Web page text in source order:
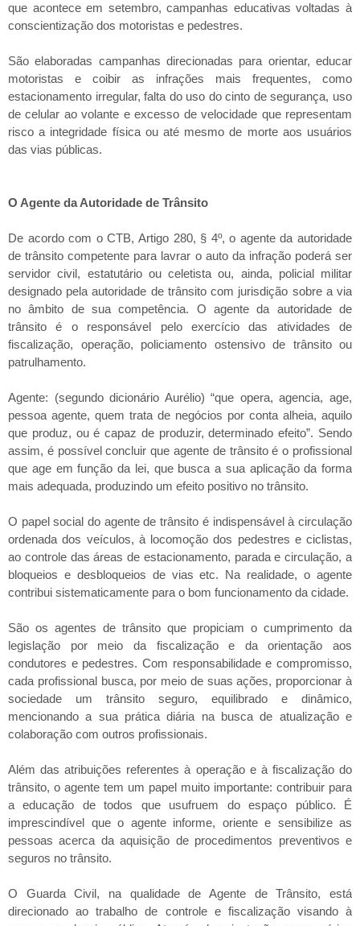
que acontece em setembro, campanhas educativas voltadas à
conscientização dos motoristas e pedestres.
São elaboradas campanhas direcionadas para orientar, educar
motoristas e coibir as infrações mais frequentes, como
estacionamento irregular, falta do uso do cinto de segurança, uso
de celular ao volante e excesso de velocidade que representam
risco a integridade física ou até mesmo de morte aos usuários
das vias públicas.
O Agente da Autoridade de Trânsito
De acordo com o CTB, Artigo 280, § 4º, o agente da autoridade
de trânsito competente para lavrar o auto da infração poderá ser
servidor civil, estatutário ou celetista ou, ainda, policial militar
designado pela autoridade de trânsito com jurisdição sobre a via
no âmbito de sua competência. O agente da autoridade de
trânsito é o responsável pelo exercício das atividades de
fiscalização, operação, policiamento ostensivo de trânsito ou
patrulhamento.
Agente: (segundo dicionário Aurélio) “que opera, agencia, age,
pessoa agente, quem trata de negócios por conta alheia, aquilo
que produz, ou é capaz de produzir, determinado efeito”. Sendo
assim, é possível concluir que agente de trânsito é o profissional
que age em função da lei, que busca a sua aplicação da forma
mais adequada, produzindo um efeito positivo no trânsito.
O papel social do agente de trânsito é indispensável à circulação
ordenada dos veículos, à locomoção dos pedestres e ciclistas,
ao controle das áreas de estacionamento, parada e circulação, a
bloqueios e desbloqueios de vias etc. Na realidade, o agente
contribui sistematicamente para o bom funcionamento da cidade.
São os agentes de trânsito que propiciam o cumprimento da
legislação por meio da fiscalização e da orientação aos
condutores e pedestres. Com responsabilidade e compromisso,
cada profissional busca, por meio de suas ações, proporcionar à
sociedade um trânsito seguro, equilibrado e dinâmico,
mencionando a sua prática diária na busca de atualização e
colaboração com outros profissionais.
Além das atribuições referentes à operação e à fiscalização do
trânsito, o agente tem um papel muito importante: contribuir para
a educação de todos que usufruem do espaço público. É
imprescindível que o agente informe, oriente e sensibilize as
pessoas acerca da aquisição de procedimentos preventivos e
seguros no trânsito.
O Guarda Civil, na qualidade de Agente de Trânsito, está
direcionado ao trabalho de controle e fiscalização visando à